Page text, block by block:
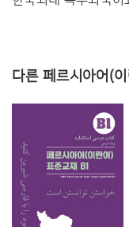
다른 페르시아어(